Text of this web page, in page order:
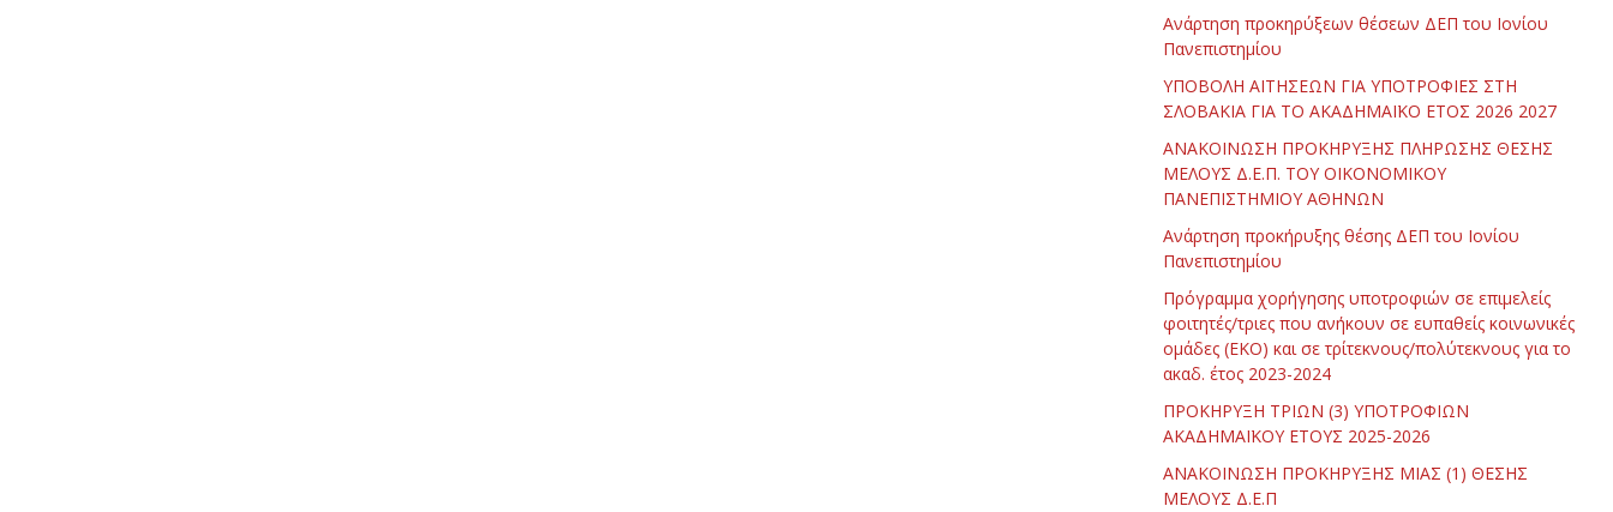
Ανάρτηση προκηρύξεων θέσεων ΔΕΠ του Ιονίου
Πανεπιστημίου
ΥΠΟΒΟΛΗ ΑΙΤΗΣΕΩΝ ΓΙΑ ΥΠΟΤΡΟΦΙΕΣ ΣΤΗ
ΣΛΟΒΑΚΙΑ ΓΙΑ ΤΟ ΑΚΑΔΗΜΑΪΚΟ ΕΤΟΣ 2026 2027
ΑΝΑΚΟΙΝΩΣΗ ΠΡΟΚΗΡΥΞΗΣ ΠΛΗΡΩΣΗΣ ΘΕΣΗΣ
ΜΕΛΟΥΣ Δ.Ε.Π. ΤΟΥ ΟΙΚΟΝΟΜΙΚΟΥ
ΠΑΝΕΠΙΣΤΗΜΙΟΥ ΑΘΗΝΩΝ
Ανάρτηση προκήρυξης θέσης ΔΕΠ του Ιονίου
Πανεπιστημίου
Πρόγραμμα χορήγησης υποτροφιών σε επιμελείς
φοιτητές/τριες που ανήκουν σε ευπαθείς κοινωνικές
ομάδες (ΕΚΟ) και σε τρίτεκνους/πολύτεκνους για το
ακαδ. έτος 2023-2024
ΠΡΟΚΗΡΥΞΗ ΤΡΙΩΝ (3) ΥΠΟΤΡΟΦΙΩΝ
ΑΚΑΔΗΜΑΪΚΟΥ ΕΤΟΥΣ 2025-2026
ΑΝΑΚΟΙΝΩΣΗ ΠΡΟΚΗΡΥΞΗΣ ΜΙΑΣ (1) ΘΕΣΗΣ
ΜΕΛΟΥΣ Δ.Ε.Π